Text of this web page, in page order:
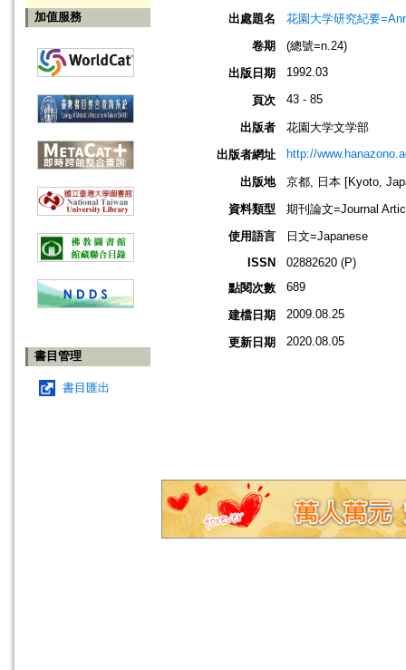
加值服務
書目管理
書目匯出
出處題名
花園大学研究紀要
卷期
(總號=n.24)
出版日期
1992.03
頁次 43 - 85
出版者
花園大学文学部
出版者網址
http://
出版地
京都, 日本 [Kyoto,
資料類型
期刊論文=Journal
使用語言
日文=Japanese
ISSN
02882620 (P)
點閱次數
689
建檔日期 2009.08.25
更新日期 2020.08.05